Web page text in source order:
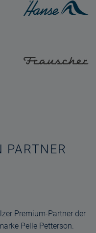
PARTNER
Premium-Partner der
Pelle Petterson.